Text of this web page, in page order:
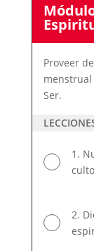
Proveer
Ser.
1.
2.